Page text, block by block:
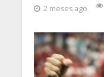
2 meses ago